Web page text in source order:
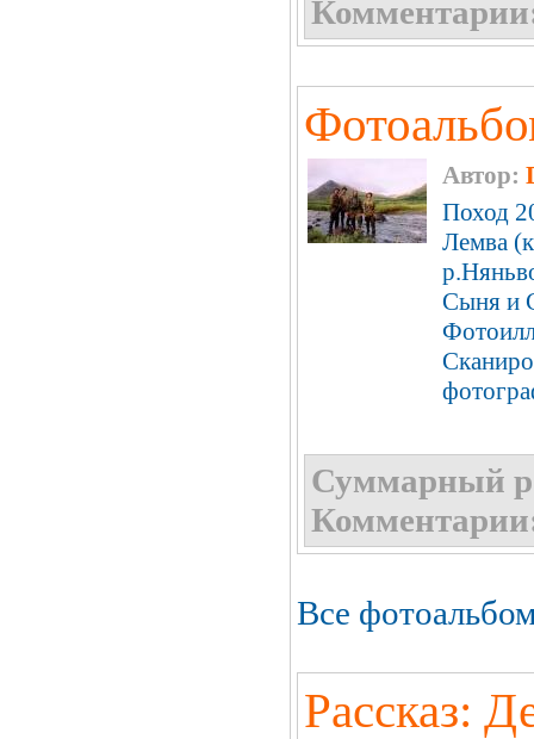
Автор:
Поход
Лемва
Сыня и
Суммарный
Все
Рассказ: